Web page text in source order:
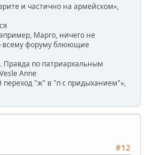
и частично на армейском»,
Марго, ничего не
всему форуму блюющие
по патриархальным
Anne
"ж" в "п с придыханием"»,
#12